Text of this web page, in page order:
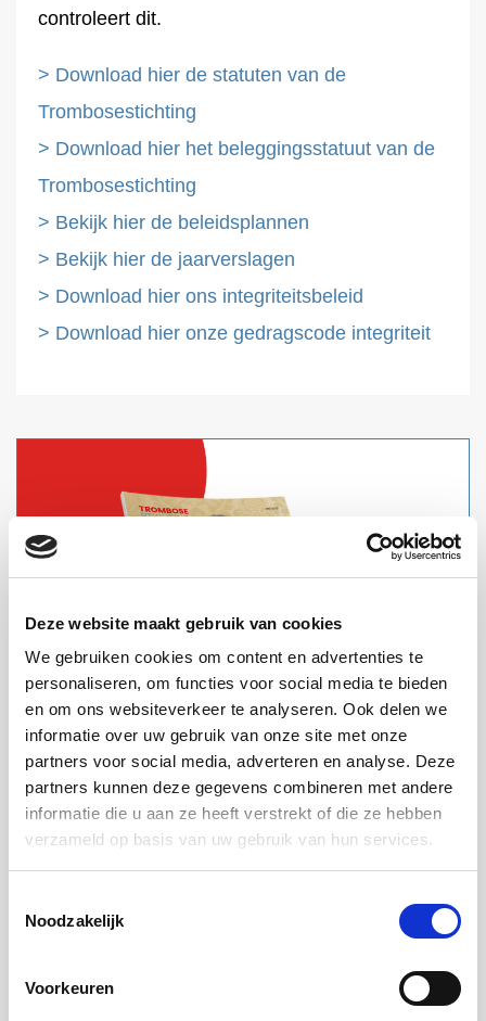
Deze website maakt gebruik van cookies
We gebruiken cookies om content en advertenties te
personaliseren, om functies voor social media te bieden
en om ons websiteverkeer te analyseren. Ook delen we
informatie over uw gebruik van onze site met onze
partners voor social media, adverteren en analyse. Deze
partners kunnen deze gegevens combineren met andere
informatie die u aan ze heeft verstrekt of die ze hebben
verzameld op basis van uw gebruik van hun services.
Noodzakelijk
Voorkeuren
controleert dit.
> Download hier de statuten van de
Trombosestichting
> Download hier het beleggingsstatuut van de
Trombosestichting
> Bekijk hier de beleidsplannen
> Bekijk hier de jaarverslagen
> Download hier ons integriteitsbeleid
> Download hier onze gedragscode integriteit
Vraag de speciale editie van ons